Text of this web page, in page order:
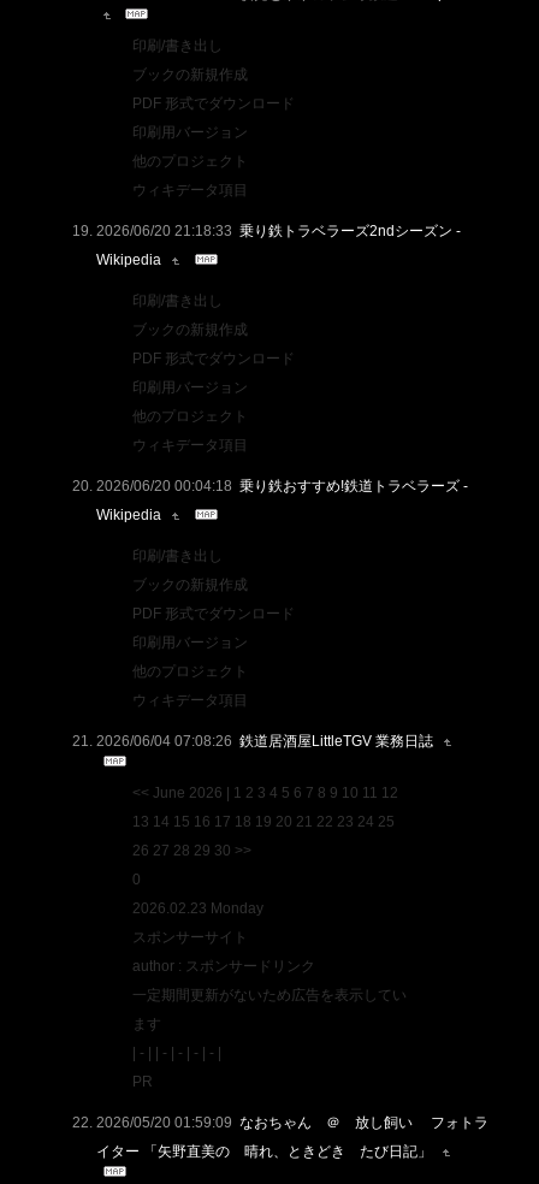
印刷/書き出し
ブックの新規作成
PDF 形式でダウンロード
印刷用バージョン
他のプロジェクト
ウィキデータ項目
2026/06/20 21:18:33 乗り鉄トラベラーズ2ndシーズン -
Wikipedia
印刷/書き出し
ブックの新規作成
PDF 形式でダウンロード
印刷用バージョン
他のプロジェクト
ウィキデータ項目
2026/06/20 00:04:18 乗り鉄おすすめ!鉄道トラベラーズ -
Wikipedia
印刷/書き出し
ブックの新規作成
PDF 形式でダウンロード
印刷用バージョン
他のプロジェクト
ウィキデータ項目
2026/06/04 07:08:26 鉄道居酒屋LittleTGV 業務日誌
<< June 2026 | 1 2 3 4 5 6 7 8 9 10 11 12
13 14 15 16 17 18 19 20 21 22 23 24 25
26 27 28 29 30 >>
0
2026.02.23 Monday
スポンサーサイト
author : スポンサードリンク
一定期間更新がないため広告を表示してい
ます
| - | | - | - | - | - |
PR
2026/05/20 01:59:09 なおちゃん ＠ 放し飼い フォトラ
イター 「矢野直美の 晴れ、ときどき たび日記」